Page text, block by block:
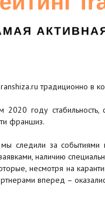
традиционно в
2020 году стабильность,
франшиз.
следили за событиями
наличию
несмотря на
вперед –